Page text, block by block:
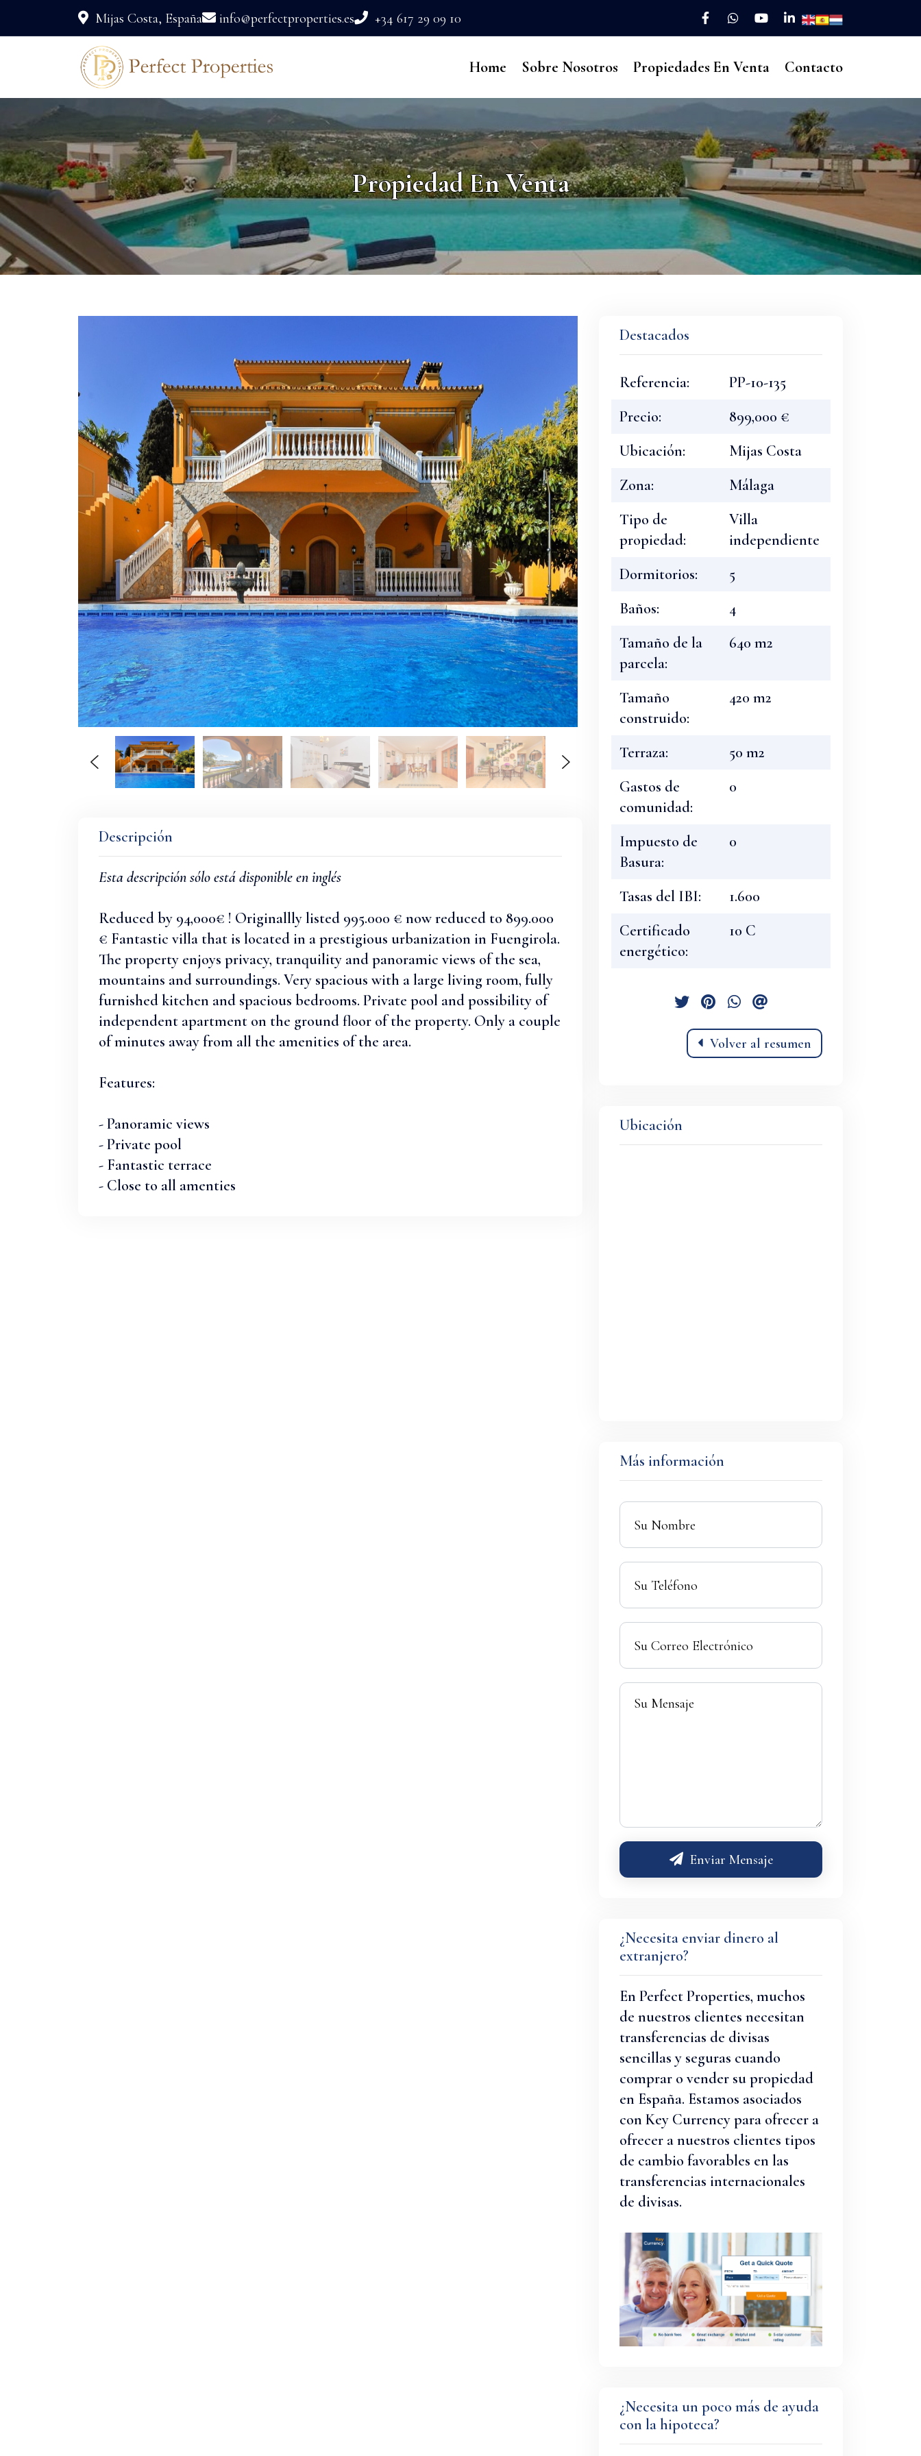
Mijas Costa, España info@perfectproperties.es +34 617 29 09 10
Home Sobre Nosotros Propiedades En Venta Contacto
Propiedad En Venta
Descripción
Esta descripción sólo está disponible en inglés
Reduced by 94,000€ ! Originallly listed 995.000 € now reduced to 899.000
€ Fantastic villa that is located in a prestigious urbanization in Fuengirola.
The property enjoys privacy, tranquility and panoramic views of the sea,
mountains and surroundings. Very spacious with a large living room, fully
furnished kitchen and spacious bedrooms. Private pool and possibility of
independent apartment on the ground floor of the property. Only a couple
of minutes away from all the amenities of the area.
Features:
- Panoramic views
- Private pool
- Fantastic terrace
- Close to all amenties
Destacados
Referencia:
PP-10-135
Precio:
899,000 €
Ubicación:
Mijas Costa
Zona:
Málaga
Tipo de
propiedad:
Villa
independiente
Dormitorios:
5
Baños:
4
Tamaño de la
parcela:
640 m2
Tamaño
construido:
420 m2
Terraza:
50 m2
Gastos de
comunidad:
0
Impuesto de
Basura:
0
Tasas del IBI:
1.600
Certificado
energético:
10 C
Volver al resumen
Ubicación
Más información
Enviar Mensaje
¿Necesita enviar dinero al
extranjero?
En Perfect Properties, muchos
de nuestros clientes necesitan
transferencias de divisas
sencillas y seguras cuando
comprar o vender su propiedad
en España. Estamos asociados
con Key Currency para ofrecer a
ofrecer a nuestros clientes tipos
de cambio favorables en las
transferencias internacionales
de divisas.
¿Necesita un poco más de ayuda
con la hipoteca?